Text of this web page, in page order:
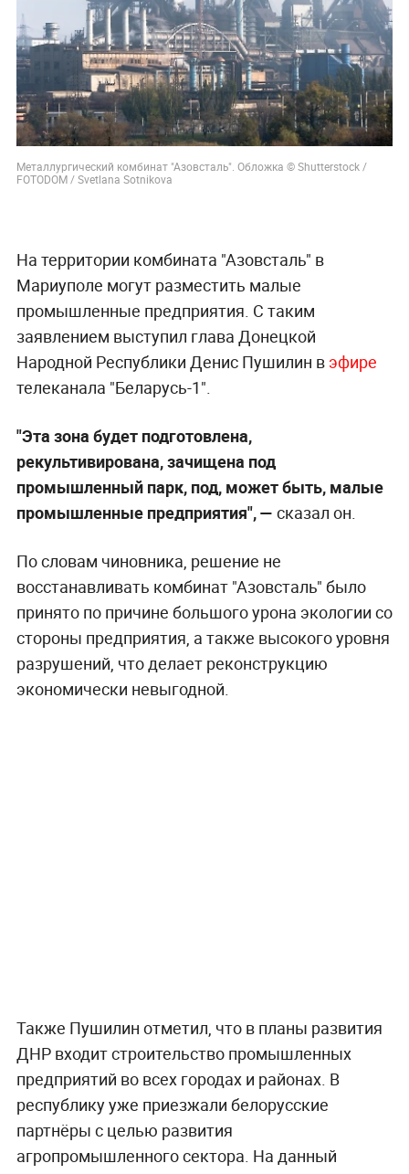
Металлургический комбинат "Азовсталь". Обложка © Shutterstock /
FOTODOM / Svetlana Sotnikova
На территории комбината "Азовсталь" в
Мариуполе могут разместить малые
промышленные предприятия. С таким
заявлением выступил глава Донецкой
Народной Республики Денис Пушилин вэфире
телеканала "Беларусь-1".
"Эта зона будет подготовлена,
рекультивирована, зачищена под
промышленный парк, под, может быть, малые
промышленные предприятия", — сказал он.
По словам чиновника, решение не
восстанавливать комбинат "Азовсталь" было
принято по причине большого урона экологии со
стороны предприятия, а также высокого уровня
разрушений, что делает реконструкцию
экономически невыгодной.
Также Пушилин отметил, что в планы развития
ДНР входит строительство промышленных
предприятий во всех городах и районах. В
республику уже приезжали белорусские
партнёры с целью развития
агропромышленного сектора. На данный